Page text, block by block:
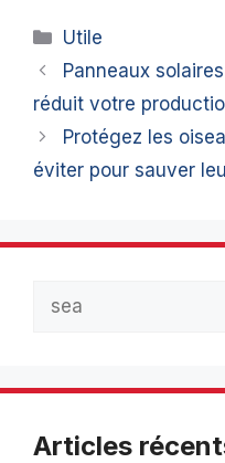
Catégories
Utile
Panneaux
réduit votre
Protégez les
éviter pour sauver
Articles